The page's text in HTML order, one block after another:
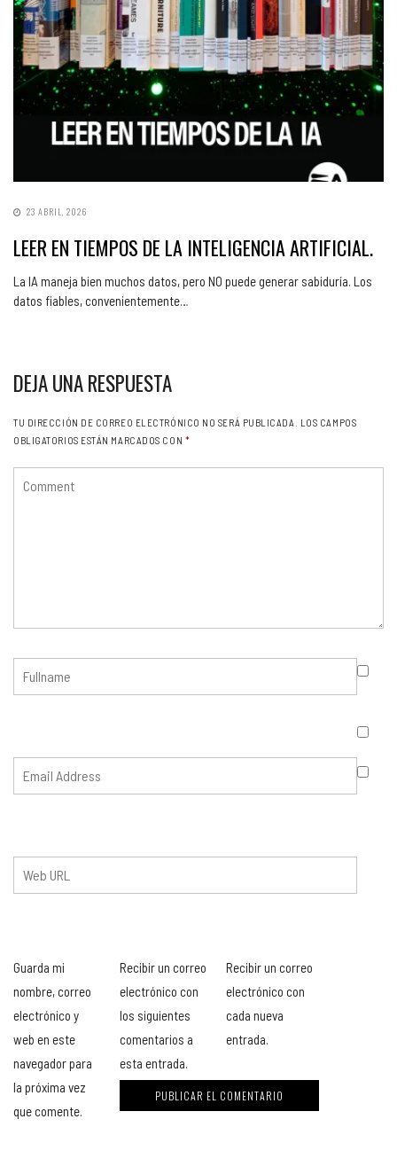
23 ABRIL, 2026
LEER EN TIEMPOS DE LA INTELIGENCIA ARTIFICIAL.
La IA maneja bien muchos datos, pero NO puede generar sabiduría. Los
datos fiables, convenientemente…
DEJA UNA RESPUESTA
TU DIRECCIÓN DE CORREO ELECTRÓNICO NO SERÁ PUBLICADA.
LOS CAMPOS
OBLIGATORIOS ESTÁN MARCADOS CON *
Guarda mi
nombre, correo
electrónico y
web en este
navegador para
la próxima vez
que comente.
Recibir un correo
electrónico con
los siguientes
comentarios a
esta entrada.
Recibir un correo
electrónico con
cada nueva
entrada.